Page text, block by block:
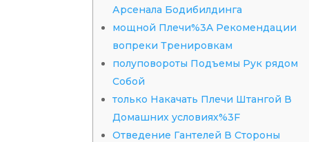
Арсенала Бодибилдинга
мощной Плечи%3A Рекомендации
вопреки Тренировкам
полуповороты Подъемы Рук рядом
Собой
только Накачать Плечи Штангой В
Домашних условиях%3F
Отведение Гантелей В Стороны